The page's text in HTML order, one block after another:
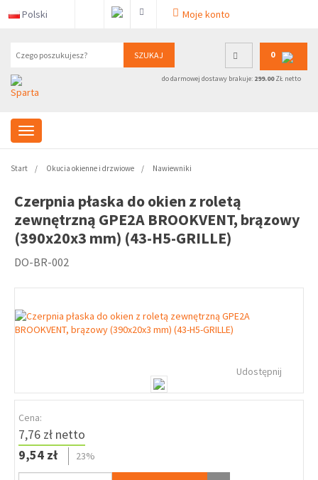
Polski Moje konto
SZUKAJ 0
do darmowej dostawy brakuje: 299.00ZŁ netto
Start Okucia okienne i drzwiowe Nawiewniki
Czerpnia płaska do okien z roletą
zewnętrzną GPE2A BROOKVENT, brązowy
(390x20x3 mm) (43-H5-GRILLE)
DO-BR-002
Udostępnij
Cena:
7,76 zł netto
9,54 zł
23%